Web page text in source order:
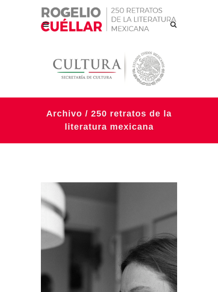
Archivo / 250 retratos de la
literatura mexicana